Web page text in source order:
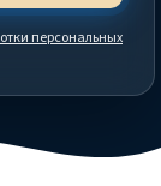
персональных